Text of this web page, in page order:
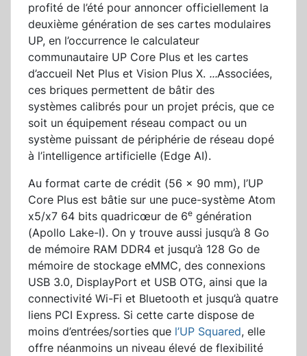
profité de l’été pour annoncer officiellement la
deuxième génération de ses cartes modulaires
UP, en l’occurrence le calculateur
communautaire UP Core Plus et les cartes
d’accueil Net Plus et Vision Plus X. ...Associées,
ces briques permettent de bâtir des
systèmes calibrés pour un projet précis, que ce
soit un équipement réseau compact ou un
système puissant de périphérie de réseau dopé
à l’intelligence artificielle (Edge AI).
Au format carte de crédit (56 x 90 mm), l’UP
Core Plus est bâtie sur une puce-système Atom
x5/x7 64 bits quadricœur de 6e génération
(Apollo Lake-I). On y trouve aussi jusqu’à 8 Go
de mémoire RAM DDR4 et jusqu’à 128 Go de
mémoire de stockage eMMC, des connexions
USB 3.0, DisplayPort et USB OTG, ainsi que la
connectivité Wi-Fi et Bluetooth et jusqu’à quatre
liens PCI Express. Si cette carte dispose de
moins d’entrées/sorties que l’UP Squared, elle
offre néanmoins un niveau élevé de flexibilité